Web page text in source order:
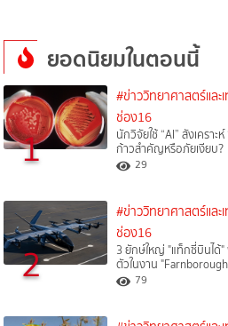
ยอดนิยมในตอนนี้
1
#ข่าววิทยาศาสตร์และ
ช่อง16
นักวิจัยใช้ “AI” สังเคราะ
ก้าวสำคัญหรือภัยเงียบ?
29
2
#ข่าววิทยาศาสตร์และ
ช่อง16
3 ยักษ์ใหญ่ "แท็กซี่บินได้"
ตัวในงาน
79